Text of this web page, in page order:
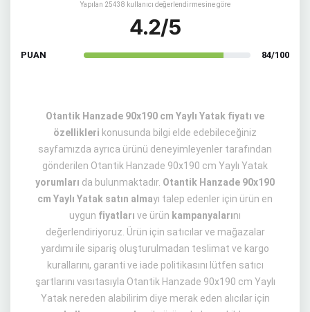
Yapılan 25438 kullanıcı değerlendirmesine göre
4.2/5
PUAN 84/100
Otantik Hanzade 90x190 cm Yaylı Yatak fiyatı ve
özellikleri konusunda bilgi elde edebileceğiniz
sayfamızda ayrıca ürünü deneyimleyenler tarafından
gönderilen Otantik Hanzade 90x190 cm Yaylı Yatak
yorumları da bulunmaktadır. Otantik Hanzade 90x190
cm Yaylı Yatak satın almayı talep edenler için ürün en
uygun fiyatları ve ürün kampanyalarını
değerlendiriyoruz. Ürün için satıcılar ve mağazalar
yardımı ile sipariş oluşturulmadan teslimat ve kargo
kurallarını, garanti ve iade politikasını lütfen satıcı
şartlarını vasıtasıyla Otantik Hanzade 90x190 cm Yaylı
Yatak nereden alabilirim diye merak eden alıcılar için